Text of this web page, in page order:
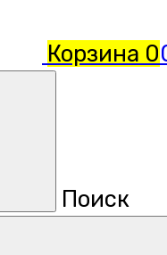
Корзина 0
Поиск